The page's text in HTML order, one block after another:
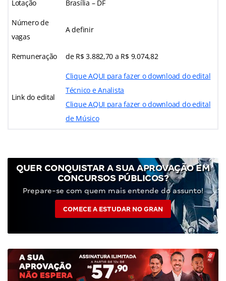
Lotação Brasília – DF
Número de
vagas
A definir
Remuneração de R$ 3.882,70 a R$ 9.074,82
Link do edital
Clique AQUI para fazer o download do edital
Técnico e Analista
Clique AQUI para fazer o download do edital
de Músico
QUER CONQUISTAR A SUA APROVAÇÃO EM
CONCURSOS PÚBLICOS?
Prepare-se com quem mais entende do assunto!
COMECE A ESTUDAR NO GRAN